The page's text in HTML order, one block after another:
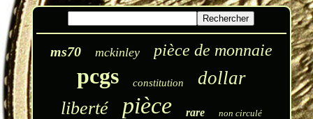
ms70 mckinley pièce de monnaie
pcgs constitution dollar
liberté pièce rare non circulé